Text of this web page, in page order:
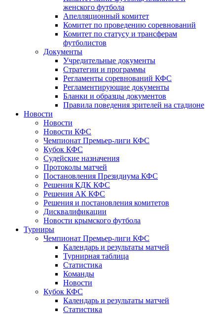
женского футбола
Апелляционный комитет
Комитет по проведению соревнований
Комитет по статусу и трансферам
футболистов
Документы
Учредительные документы
Стратегии и программы
Регламенты соревнований КФС
Регламентирующие документы
Бланки и образцы документов
Правила поведения зрителей на стадионе
Новости
Новости
Новости КФС
Чемпионат Премьер-лиги КФС
Кубок КФС
Судейские назначения
Протоколы матчей
Постановления Президиума КФС
Решения КДК КФС
Решения АК КФС
Решения и постановления комитетов
Дисквалификации
Новости крымского футбола
Турниры
Чемпионат Премьер-лиги КФС
Календарь и результаты матчей
Турнирная таблица
Статистика
Команды
Новости
Кубок КФС
Календарь и результаты матчей
Статистика